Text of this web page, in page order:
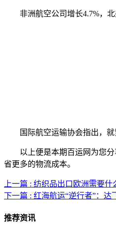
非洲航空公司增长4.7%，北
国际航空运输协会指出，就
以上便是本期百运网为您分
省更多的物流成本。
上一篇 : 纺织品出口欧洲需要
下一篇 : 红海航运“逆行者”：达
推荐资讯